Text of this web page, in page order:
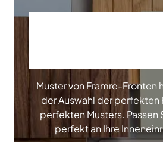
Muster von Framre-Fronten
der Auswahl der perfekten
perfekten Musters. Passen
perfekt an Ihre